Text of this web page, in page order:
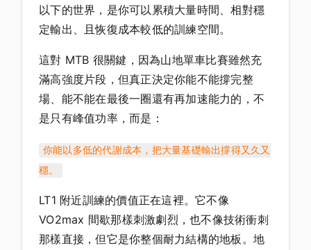
以下的世界，是你可以累積大量時間、相對穩
定輸出、且恢復成本較低的訓練空間。
這對 MTB 很關鍵，因為山地單車比賽雖然充
滿高強度片段，但真正決定你能不能撐完整
場、能不能在最後一圈還有再加速能力的，不
是只有峰值功率，而是：
你能以多低的代謝成本，把大量基礎輸出撐得又久又
穩。
LT1 附近訓練的價值正在這裡。它不像
VO2max 間歇那樣刺激劇烈，也不像技術衝刺
那樣直接，但它是你整個耐力結構的地板。地